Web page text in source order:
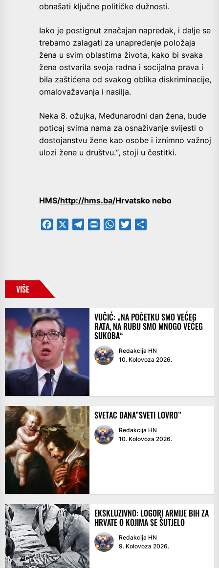
obnašati ključne političke dužnosti.
Iako je postignut značajan napredak, i dalje se
trebamo zalagati za unapređenje položaja
žena u svim oblastima života, kako bi svaka
žena ostvarila svoja radna i socijalna prava i
bila zaštićena od svakog oblika diskriminacije,
omalovažavanja i nasilja.
Neka 8. ožujka, Međunarodni dan žena, bude
poticaj svima nama za osnaživanje svijesti o
dostojanstvu žene kao osobe i iznimno važnoj
ulozi žene u društvu.“, stoji u čestitki.
HMS/http://hms.ba/Hrvatsko nebo
Facebook TelegramPrintFriendly
WhatsApp
Twitter
VIŠE
VUČIĆ: „NA POČETKU SMO VEĆEG
RATA, NA RUBU SMO MNOGO VEĆEG
SUKOBA“
Redakcija HN
10. Kolovoza 2026.
SVETAC DANA”SVETI LOVRO”
Redakcija HN
10. Kolovoza 2026.
EKSKLUZIVNO: LOGORI ARMIJE BIH ZA
HRVATE O KOJIMA SE ŠUTJELO
Redakcija HN
9. Kolovoza 2026.